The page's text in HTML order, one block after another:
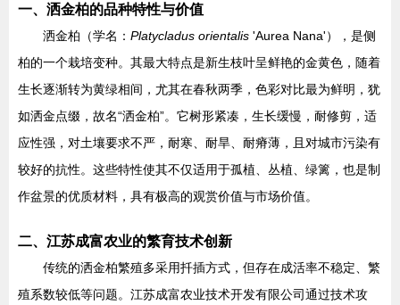
一、洒金柏的品种特性与价值
洒金柏（学名： Platycladus orientalis 'Aurea Nana'），是侧
柏的一个栽培变种。其最大特点是新生枝叶呈鲜艳的金黄色，随着
生长逐渐转为黄绿相间，尤其在春秋两季，色彩对比最为鲜明，犹
如洒金点缀，故名“洒金柏”。它树形紧凑，生长缓慢，耐修剪，适
应性强，对土壤要求不严，耐寒、耐旱、耐瘠薄，且对城市污染有
较好的抗性。这些特性使其不仅适用于孤植、丛植、绿篱，也是制
作盆景的优质材料，具有极高的观赏价值与市场价值。
二、江苏成富农业的繁育技术创新
传统的洒金柏繁殖多采用扦插方式，但存在成活率不稳定、繁
殖系数较低等问题。江苏成富农业技术开发有限公司通过技术攻